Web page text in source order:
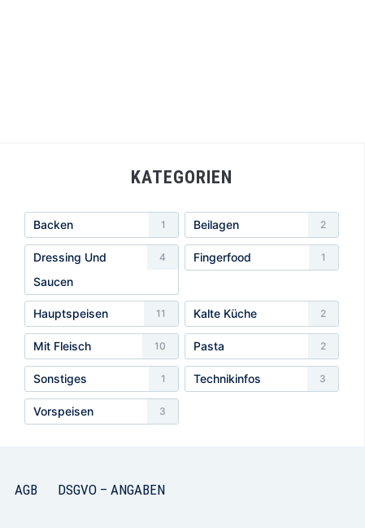
KATEGORIEN
Backen 1 Beilagen 2
Dressing Und
Saucen
4 Fingerfood 1
Hauptspeisen 11 Kalte Küche 2
Mit Fleisch 10 Pasta 2
Sonstiges 1 Technikinfos 3
Vorspeisen 3
AGB DSGVO – ANGABEN